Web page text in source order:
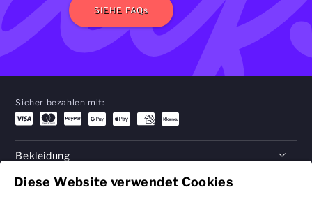
Diese Website verwendet Cookies
SIEHE FAQs
Sicher bezahlen mit:
Bekleidung
Geschenke